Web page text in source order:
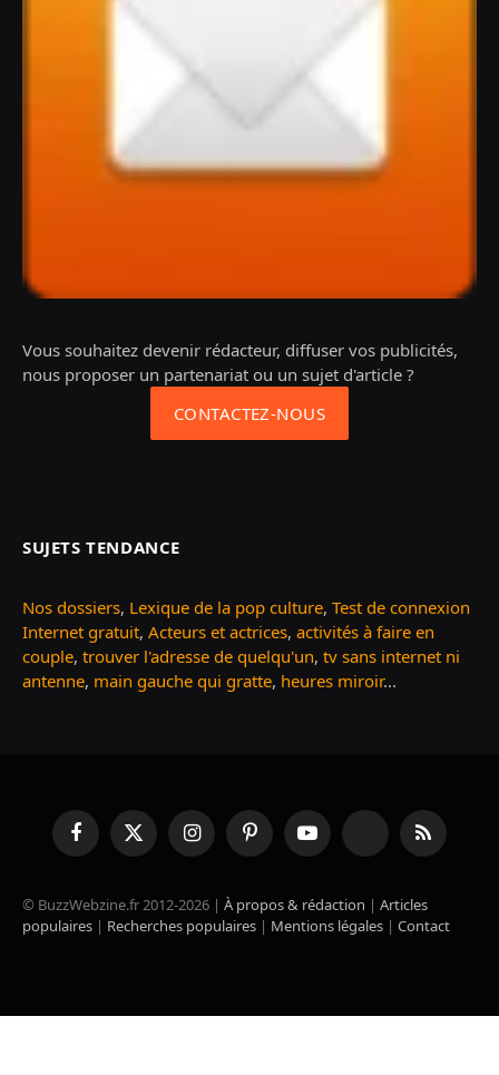
Vous souhaitez devenir rédacteur, diffuser vos publicités,
nous proposer un partenariat ou un sujet d'article ?
CONTACTEZ-NOUS
SUJETS TENDANCE
Nos dossiers, Lexique de la pop culture, Test de connexion
Internet gratuit, Acteurs et actrices, activités à faire en
couple, trouver l'adresse de quelqu'un, tv sans internet ni
antenne, main gauche qui gratte, heures miroir...
FacebookX
(Twitter)
InstagramPinterestYouTube TikTok RSS
© BuzzWebzine.fr 2012-2026 | À propos & rédaction | Articles
populaires | Recherches populaires | Mentions légales | Contact